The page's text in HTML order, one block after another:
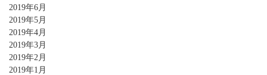
2019年6月
2019年5月
2019年4月
2019年3月
2019年2月
2019年1月